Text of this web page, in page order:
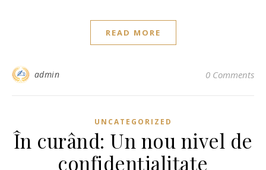
READ MORE
admin 0 Comments
UNCATEGORIZED
În curând: Un nou nivel de
confidențialitate